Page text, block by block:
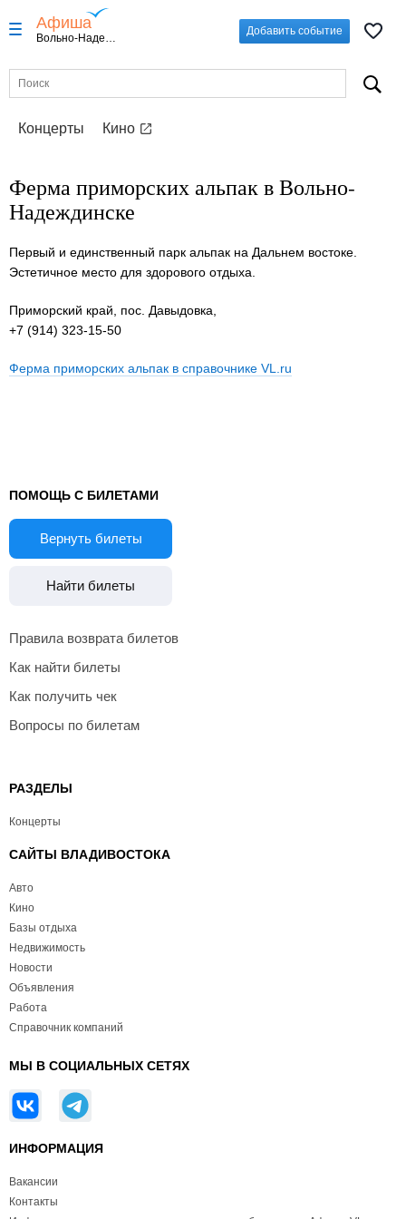
Афиша
Вольно-Надеждинское
Добавить событие
Концерты Кино
Ферма приморских альпак в Вольно-
Надеждинске
Первый и единственный парк альпак на Дальнем востоке.
Эстетичное место для здорового отдыха.
Приморский край, пос. Давыдовка,
+7 (914) 323-15-50
Ферма приморских альпак в справочнике VL.ru
ПОМОЩЬ С БИЛЕТАМИ
Вернуть билеты
Найти билеты
Правила возврата билетов
Как найти билеты
Как получить чек
Вопросы по билетам
РАЗДЕЛЫ
Концерты
САЙТЫ ВЛАДИВОСТОКА
Авто
Кино
Базы отдыха
Недвижимость
Новости
Объявления
Работа
Справочник компаний
МЫ В СОЦИАЛЬНЫХ СЕТЯХ
ИНФОРМАЦИЯ
Вакансии
Контакты